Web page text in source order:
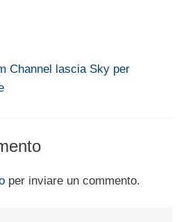
Channel lascia Sky per
per inviare un commento.